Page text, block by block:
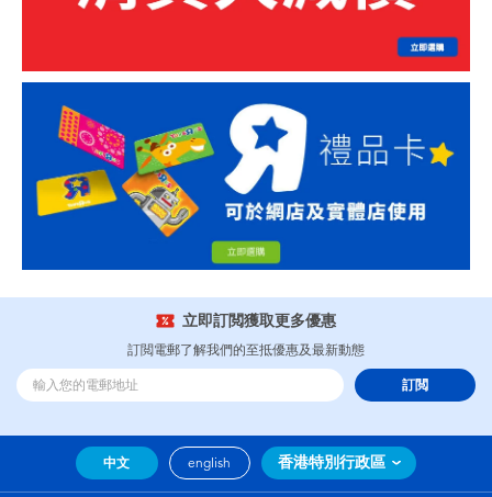
立即訂閲獲取更多優惠
訂閲電郵了解我們的至抵優惠及最新動態
訂閲
中文 english 香港特別行政區